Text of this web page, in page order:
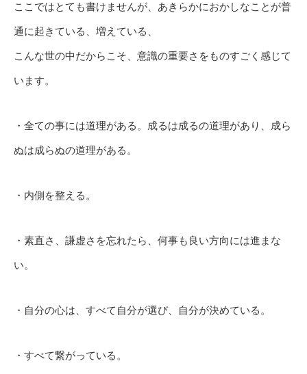
ここではとても書けませんが、あきらかにおかしなことが普
通に起きている、増えている、
こんな世の中だからこそ、意識の重要さをものすごく感じて
います。
・全ての事には道理がある。成るは成るの道理があり、成ら
ぬは成らぬの道理がある。
・内側を整える。
・素直さ、謙虚さを忘れたら、何事も良い方向には進まな
い。
・自分の心は、すべて自分が選び、自分が決めている。
・すべて繋がっている。